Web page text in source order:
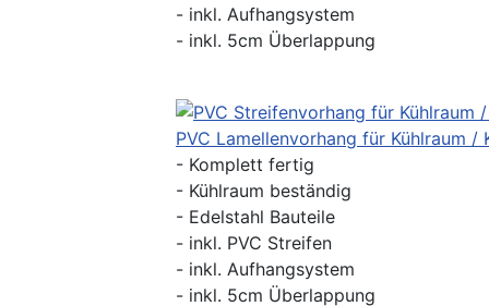
- inkl. Aufhangsystem
- inkl. 5cm Überlappung
PVC Lamellenvorhang für Kühlraum /
- Komplett fertig
- Kühlraum beständig
- Edelstahl Bauteile
- inkl. PVC Streifen
- inkl. Aufhangsystem
- inkl. 5cm Überlappung